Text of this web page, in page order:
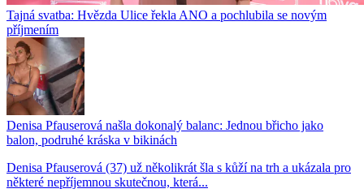
Tajná svatba: Hvězda Ulice řekla ANO a pochlubila se novým
příjmením
Denisa Pfauserová našla dokonalý balanc: Jednou břicho jako
balon, podruhé kráska v bikinách
Denisa Pfauserová (37) už několikrát šla s kůží na trh a ukázala pro
některé nepříjemnou skutečnou, která...